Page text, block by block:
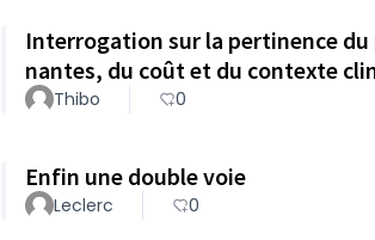
Interrogation sur la pertinence
nantes, du coût et du contexte
Thibo 0
Enfin une double voie
Leclerc 0